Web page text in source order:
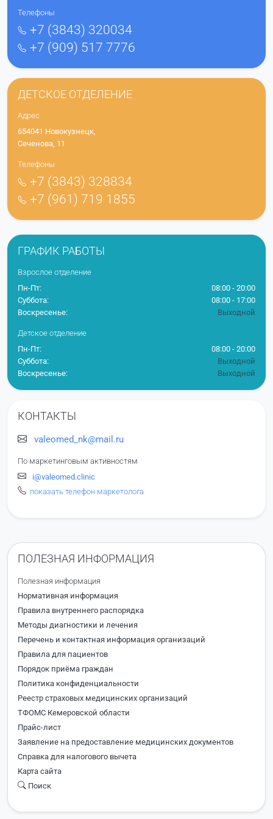
Телефоны
+7 (3843) 320034
+7 (909) 517 7776
ДЕТСКОЕ ОТДЕЛЕНИЕ
Адрес
654041 Новокузнецк,
Сеченова, 11
Телефоны
+7 (3843) 328834
+7 (961) 719 1855
ГРАФИК РАБОТЫ
Взрослое отделение
Пн-Пт:
08:00 - 20:00
Суббота:
08:00 - 17:00
Воскресенье:
Выходной
Детское отделение
Пн-Пт:
08:00 - 20:00
Суббота:
Выходной
Воскресенье:
Выходной
КОНТАКТЫ
valeomed_nk@mail.ru
По маркетинговым активностям
i@valeomed.clinic
показать телефон маркетолога
ПОЛЕЗНАЯ ИНФОРМАЦИЯ
Полезная информация
Нормативная информация
Правила внутреннего распорядка
Методы диагностики и лечения
Перечень и контактная информация организаций
Правила для пациентов
Порядок приёма граждан
Политика конфиденциальности
Реестр страховых медицинских организаций
ТФОМС Кемеровской области
Прайс-лист
Заявление на предоставление медицинских документов
Справка для налогового вычета
Карта сайта
Поиск